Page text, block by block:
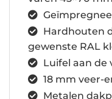
Hardhouten
gewenste RAL
Luifel aan de
18 mm veer-
Metalen